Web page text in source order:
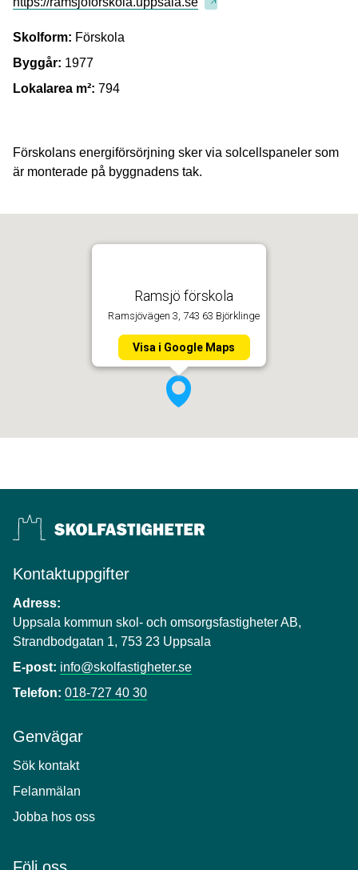
Skolform: Förskola
Byggår: 1977
Lokalarea m²: 794
Förskolans energiförsörjning sker via solcellspaneler som
är monterade på byggnadens tak.
Ramsjö förskola
Ramsjövägen 3, 743 63 Björklinge
Visa i Google Maps
Kontaktuppgifter
Adress:
Uppsala kommun skol- och omsorgsfastigheter AB,
Strandbodgatan 1, 753 23 Uppsala
E-post: info@skolfastigheter.se
Telefon: 018-727 40 30
Genvägar
Sök kontakt
Felanmälan
Jobba hos oss